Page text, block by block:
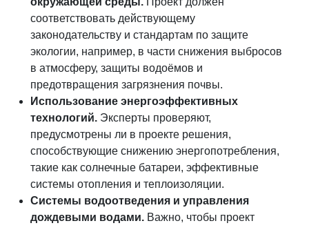
соответствовать действующему
законодательству и стандартам по защите
экологии, например, в части снижения выбросов
в атмосферу, защиты водоёмов и
предотвращения загрязнения почвы.
Использование энергоэффективных
технологий. Эксперты проверяют,
предусмотрены ли в проекте решения,
способствующие снижению энергопотребления,
такие как солнечные батареи, эффективные
системы отопления и теплоизоляции.
Системы водоотведения и управления
дождевыми водами. Важно, чтобы проект